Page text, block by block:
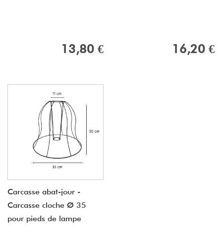
13,80 € 16,20 €
Carcasse abat-jour -
Carcasse cloche Ø 35
pour pieds de lampe